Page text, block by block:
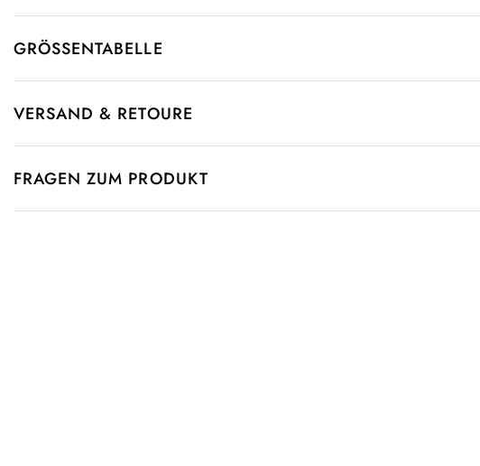
GRÖSSENTABELLE
VERSAND & RETOURE
FRAGEN ZUM PRODUKT